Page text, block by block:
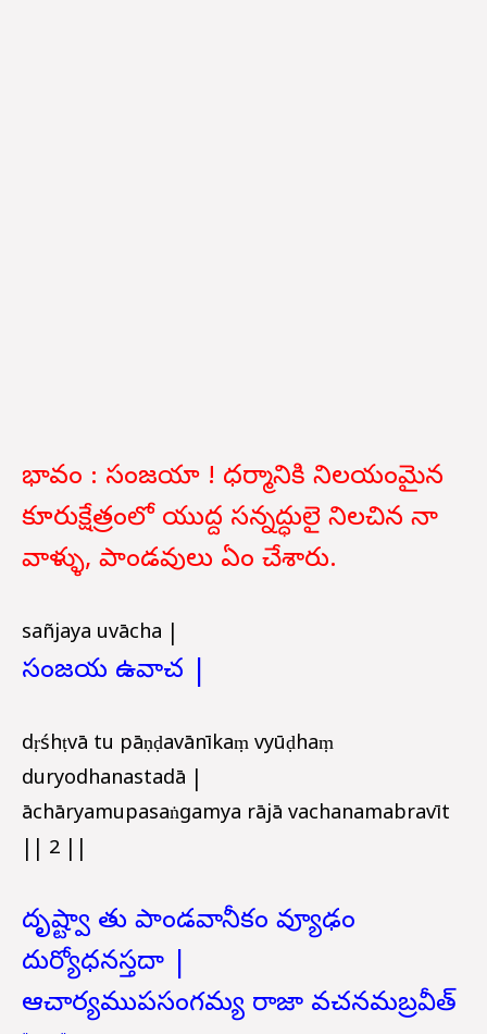
భావం : సంజయా ! ధర్మానికి నిలయంమైన
కూరుక్షేత్రంలో యుద్ద సన్నద్ధులై నిలచిన నా
వాళ్ళు, పాండవులు ఏం చేశారు.
sañjaya uvācha |
సంజయ ఉవాచ |
dṛśhṭvā tu pāṇḍavānīkaṃ vyūḍhaṃ
duryodhanastadā |
āchāryamupasaṅgamya rājā vachanamabravīt
|| 2 ||
దృష్ట్వా తు పాండవానీకం వ్యూఢం
దుర్యోధనస్తదా |
ఆచార్యముపసంగమ్య రాజా వచనమబ్రవీత్